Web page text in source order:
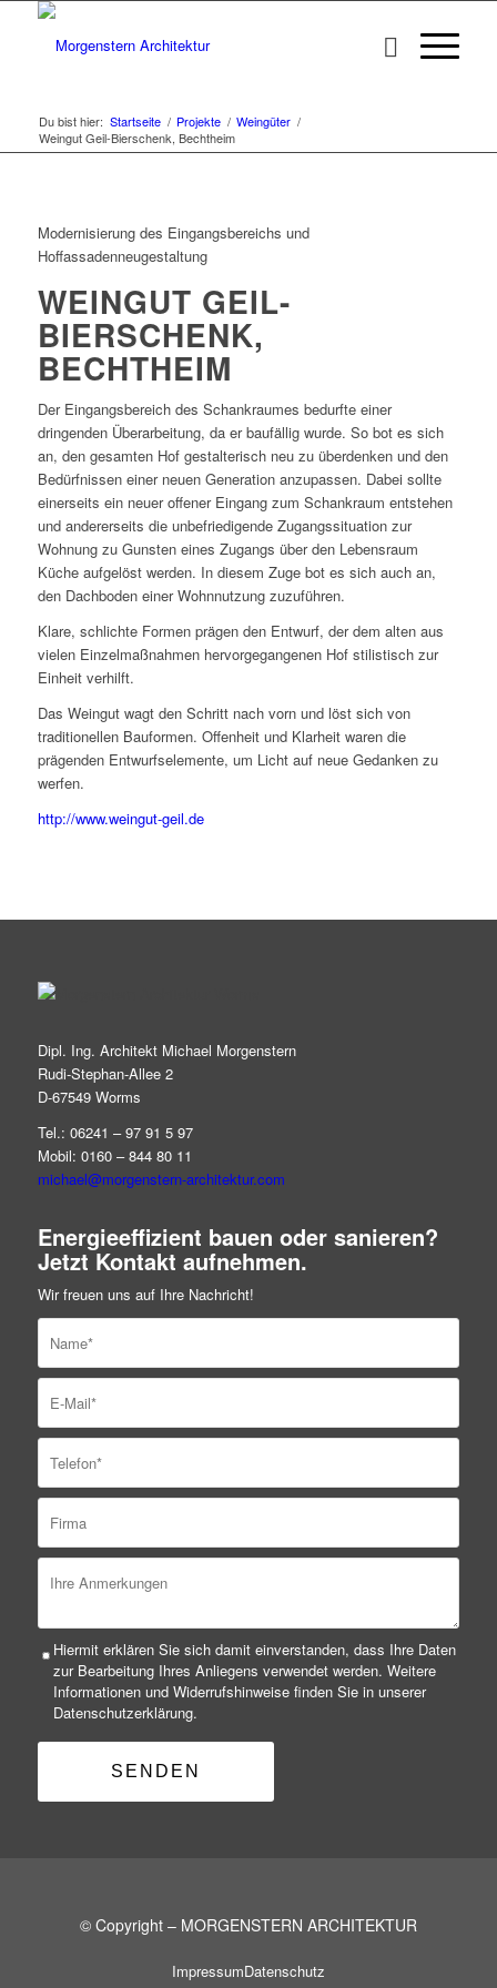
Du bist hier: Startseite / Projekte / Weingüter /
Weingut Geil-Bierschenk, Bechtheim
Modernisierung des Eingangsbereichs und
Hoffassadenneugestaltung
WEINGUT GEIL-
BIERSCHENK,
BECHTHEIM
Der Eingangsbereich des Schankraumes bedurfte einer
dringenden Überarbeitung, da er baufällig wurde. So bot es sich
an, den gesamten Hof gestalterisch neu zu überdenken und den
Bedürfnissen einer neuen Generation anzupassen. Dabei sollte
einerseits ein neuer offener Eingang zum Schankraum entstehen
und andererseits die unbefriedigende Zugangssituation zur
Wohnung zu Gunsten eines Zugangs über den Lebensraum
Küche aufgelöst werden. In diesem Zuge bot es sich auch an,
den Dachboden einer Wohnnutzung zuzuführen.
Klare, schlichte Formen prägen den Entwurf, der dem alten aus
vielen Einzelmaßnahmen hervorgegangenen Hof stilistisch zur
Einheit verhilft.
Das Weingut wagt den Schritt nach vorn und löst sich von
traditionellen Bauformen. Offenheit und Klarheit waren die
prägenden Entwurfselemente, um Licht auf neue Gedanken zu
werfen.
http://www.weingut-geil.de
Dipl. Ing. Architekt Michael Morgenstern
Rudi-Stephan-Allee 2
D-67549 Worms
Tel.: 06241 – 97 91 5 97
Mobil: 0160 – 844 80 11
michael@morgenstern-architektur.com
Energieeffizient bauen oder sanieren?
Jetzt Kontakt aufnehmen.
Wir freuen uns auf Ihre Nachricht!
Hiermit erklären Sie sich damit einverstanden, dass Ihre Daten
zur Bearbeitung Ihres Anliegens verwendet werden. Weitere
Informationen und Widerrufshinweise finden Sie in unserer
Datenschutzerklärung.
© Copyright – MORGENSTERN ARCHITEKTUR
ImpressumDatenschutz